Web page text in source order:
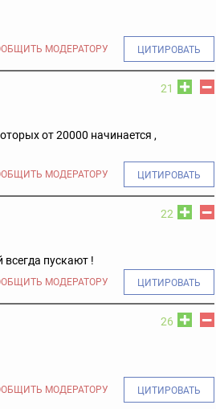
МОДЕРАТОРУ ЦИТИРОВАТЬ
21
от 20000 начинается ,
МОДЕРАТОРУ ЦИТИРОВАТЬ
22
всегда пускают !
МОДЕРАТОРУ ЦИТИРОВАТЬ
26
МОДЕРАТОРУ ЦИТИРОВАТЬ